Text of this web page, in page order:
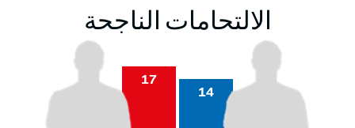
الالتحامات الناجحة
14
17